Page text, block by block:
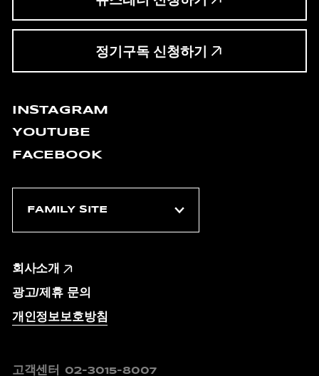
정기구독 신청하기
INSTAGRAM
YOUTUBE
FACEBOOK
회사소개
광고/제휴 문의
개인정보보호방침
고객센터 02-3015-8007